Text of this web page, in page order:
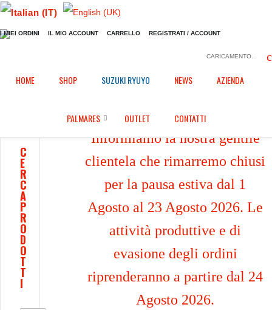
I MIEI ORDINI IL MIO ACCOUNT CARRELLO REGISTRATI / ACCOUNT
CARICAMENTO...
HOME SHOP SUZUKI RYUYO NEWS AZIENDA
PALMARES OUTLET CONTATTI
Home / Shop / Plexiglass racing
Informiamo la nostra gentile
clientela che rimarremo chiusi
per la pausa estiva dal 1
Agosto al 23 Agosto 2026. Le
attività produttive e di
evasione degli ordini
riprenderanno a partire dal 24
Agosto 2026.
C
E
R
C
A
P
R
O
D
O
T
T
I